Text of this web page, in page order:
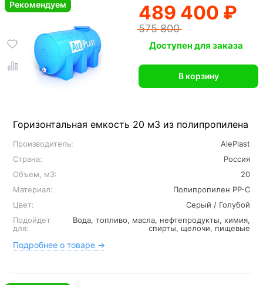
Горизонтальная емкость 20 м3 из полипропилена
Производитель:
AlePlast
Страна:
Россия
Объем, м3:
20
Материал:
Полипропилен PP-C
Цвет:
Серый / Голубой
Подойдет
для:
Вода, топливо, масла, нефтепродукты, химия,
спирты, щелочи, пищевые
Подробнее о товаре →
489 400 ₽
575 800
Рекомендуем
Доступен для заказа
В корзину